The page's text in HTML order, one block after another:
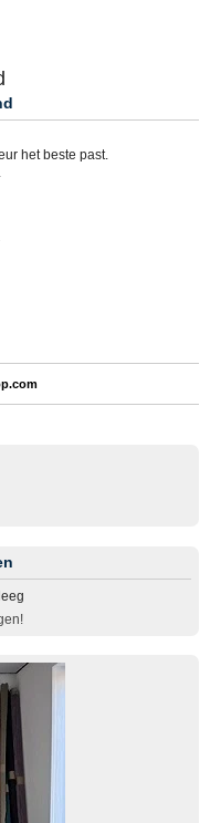
het beste past.